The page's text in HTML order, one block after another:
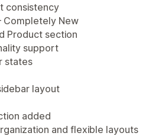
consistency
New
Product section
support
states
layout
added
and flexible layouts